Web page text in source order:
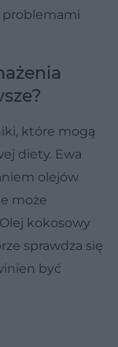
problemami
które mogą
diety. Ewa
olejów
może
kokosowy
sprawdza się
być